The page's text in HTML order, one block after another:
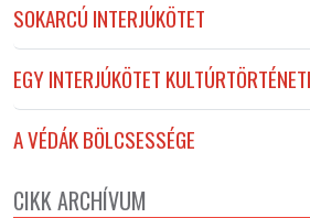
SOKARCÚ INTERJÚKÖTET
EGY INTERJÚKÖTET
A VÉDÁK BÖLCSESSÉGE
CIKK ARCHÍVUM